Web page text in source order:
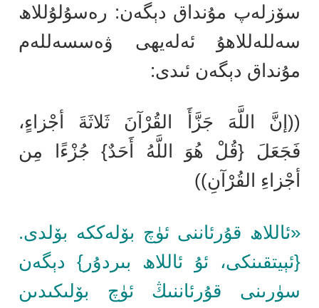
سۆزلەپ مۇنداق دېگەن: رەسۇلۇللاھ
سەللەللاھۇ ئەلەيھى ۋەسسەللەم
مۇنداق دېگەن ئىدى:
((إنَّ اللَّهَ جَزَّأَ القُرْآنَ ثَلاثَةَ أجْزاءٍ،
فَجَعَلَ {قُلْ هُوَ اللَّهُ أَحَدٌ} جُزْءًا مِن
أجْزاءِ القُرْآنِ))
«ئاللاھ قۇرئاننى ئۈچ بۆلەككە بۆلدى.
{ئېيتقىنكى، ئۇ ئاللاھ بىردۇر} دېگەن
سۈرىنى قۇرئاننىڭ ئۈچ بۆلىكىدىن